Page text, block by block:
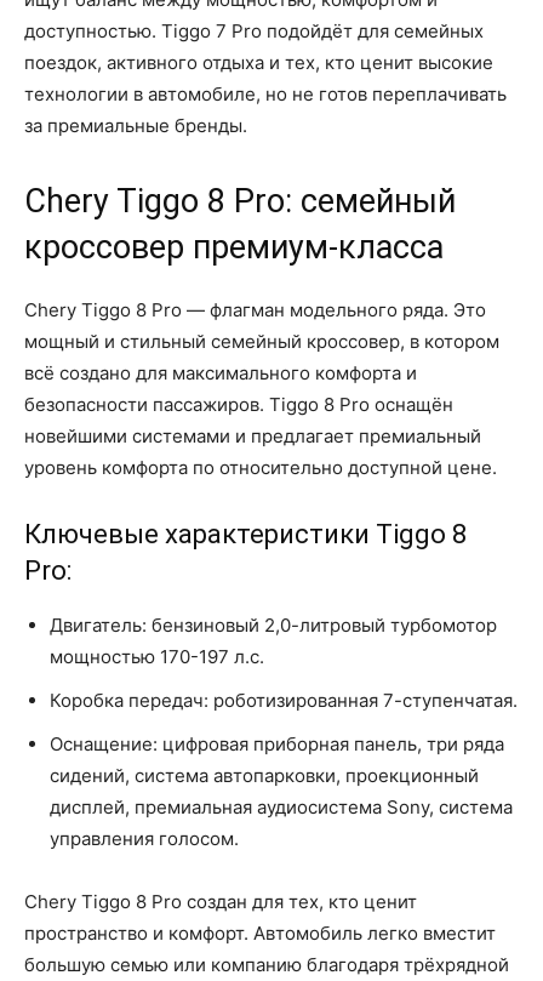
доступностью. Tiggo 7 Pro подойдёт для семейных
поездок, активного отдыха и тех, кто ценит высокие
технологии в автомобиле, но не готов переплачивать
за премиальные бренды.
Chery Tiggo 8 Pro: семейный
кроссовер премиум-класса
Chery Tiggo 8 Pro — флагман модельного ряда. Это
мощный и стильный семейный кроссовер, в котором
всё создано для максимального комфорта и
безопасности пассажиров. Tiggo 8 Pro оснащён
новейшими системами и предлагает премиальный
уровень комфорта по относительно доступной цене.
Ключевые характеристики Tiggo 8
Pro:
Двигатель: бензиновый 2,0-литровый турбомотор
мощностью 170-197 л.с.
Коробка передач: роботизированная 7-ступенчатая.
Оснащение: цифровая приборная панель, три ряда
сидений, система автопарковки, проекционный
дисплей, премиальная аудиосистема Sony, система
управления голосом.
Chery Tiggo 8 Pro создан для тех, кто ценит
пространство и комфорт. Автомобиль легко вместит
большую семью или компанию благодаря трёхрядной